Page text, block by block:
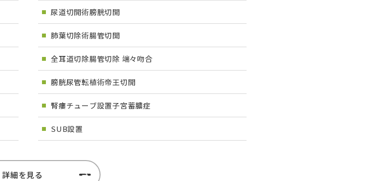
尿道切開術膀胱切開
肺葉切除術腸管切開
全耳道切除腸管切除 端々吻合
膀胱尿管転植術帝王切開
腎瘻チューブ設置子宮蓄膿症
SUB設置
詳細を見る